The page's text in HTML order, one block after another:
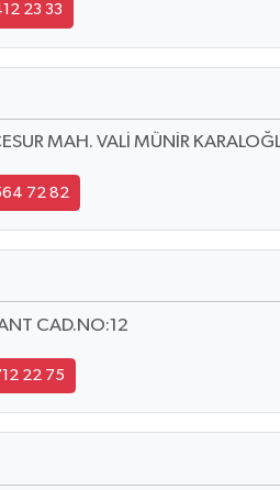
23 33
MAH. VALİ MÜNİR
72 82
CAD.NO:12
22 75